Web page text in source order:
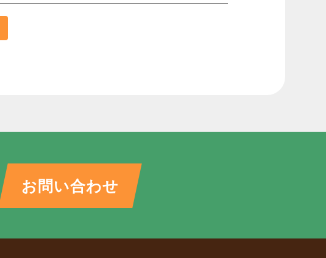
お問い合わせ